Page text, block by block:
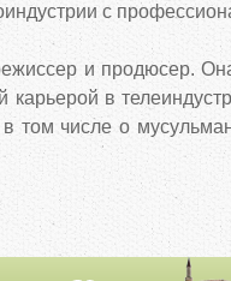
с
и продюсер.
карьерой в
в том числе о